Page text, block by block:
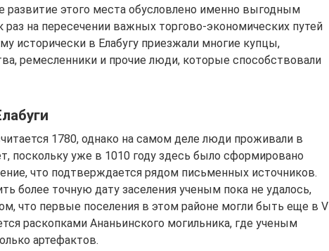
развитие этого места обусловлено именно выгодным
на пересечении важных торгово-экономических путей
исторически в Елабугу приезжали многие купцы,
ремесленники и прочие люди, которые способствовали
1780, однако на самом деле люди проживали в
поскольку уже в 1010 году здесь было сформировано
что подтверждается рядом письменных источников.
более точную дату заселения ученым пока не удалось,
что первые поселения в этом районе могли быть еще в V
раскопками Ананьинского могильника, где ученым
артефактов.